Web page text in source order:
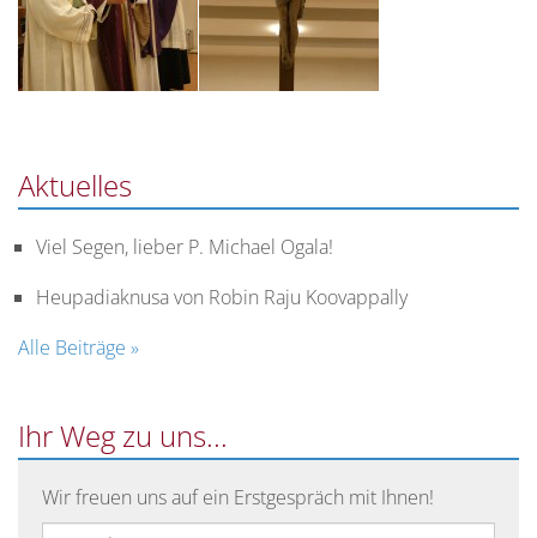
Aktuelles
Viel Segen, lieber P. Michael Ogala!
Heupadiaknusa von Robin Raju Koovappally
Alle Beiträge »
Ihr Weg zu uns...
Wir freuen uns auf ein Erstgespräch mit Ihnen!